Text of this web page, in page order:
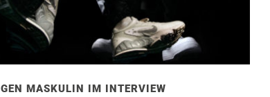
MASKULIN IM INTERVIEW